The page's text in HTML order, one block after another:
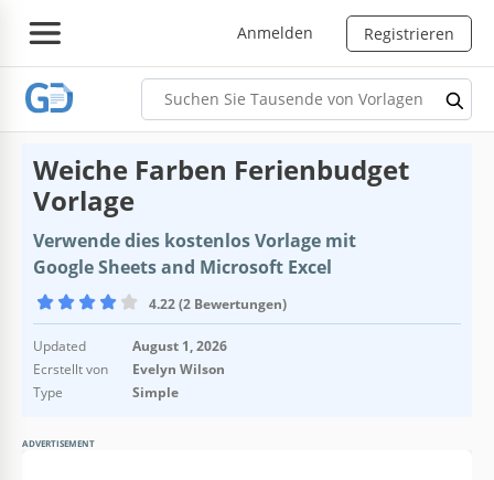
Anmelden Registrieren
Weiche Farben Ferienbudget
Vorlage
Verwende dies kostenlos Vorlage mit
Google Sheets and Microsoft Excel
4.22 (2 Bewertungen)
Updated
August 1, 2026
Ecrstellt von
Evelyn Wilson
Type
Simple
ADVERTISEMENT